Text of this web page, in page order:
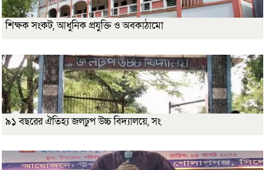
শিক্ষক সংকট, আধুনিক প্রযুক্তি ও অবকাঠামো
৯১ বছরের ঐতিহ্য জলঢুপ উচ্চ বিদ্যালয়ে, সং